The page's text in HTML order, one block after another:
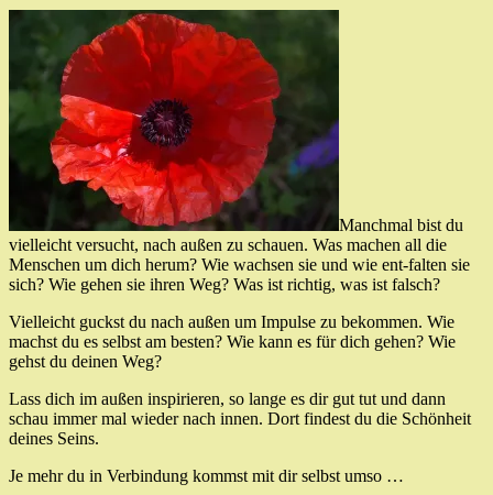
Manchmal bist du
vielleicht versucht, nach außen zu schauen. Was machen all die
Menschen um dich herum? Wie wachsen sie und wie ent-falten sie
sich? Wie gehen sie ihren Weg? Was ist richtig, was ist falsch?
Vielleicht guckst du nach außen um Impulse zu bekommen. Wie
machst du es selbst am besten? Wie kann es für dich gehen? Wie
gehst du deinen Weg?
Lass dich im außen inspirieren, so lange es dir gut tut und dann
schau immer mal wieder nach innen. Dort findest du die Schönheit
deines Seins.
Je mehr du in Verbindung kommst mit dir selbst umso …